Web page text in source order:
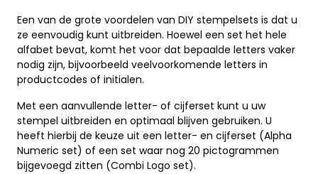
Een van de grote voordelen van DIY stempelsets is dat u
ze eenvoudig kunt uitbreiden. Hoewel een set het hele
alfabet bevat, komt het voor dat bepaalde letters vaker
nodig zijn, bijvoorbeeld veelvoorkomende letters in
productcodes of initialen.
Met een aanvullende letter- of cijferset kunt u uw
stempel uitbreiden en optimaal blijven gebruiken. U
heeft hierbij de keuze uit een letter- en cijferset (Alpha
Numeric set) of een set waar nog 20 pictogrammen
bijgevoegd zitten (Combi Logo set).